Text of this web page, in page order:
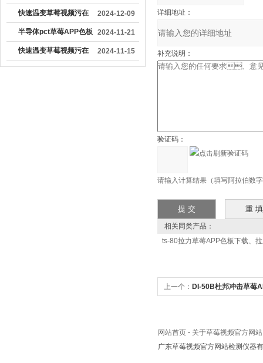
得慢
莓APP色板下载能够更
精确地模拟实际工作环
境
快速温变草莓视频污在
线观看的温度波动度和
温度均匀度是多少
2024-12-09
半导体pct草莓APP色板
下载的结构组成与工作
原理
2024-11-21
快速温变草莓视频污在
线观看设备工艺
2024-11-15
详细地址：
补充说明：
验证码：
请输入计算结果（填写阿拉伯数字）
相关同类产品：
ts-80拉力草莓APP色板下载、拉
上一个： DI-50B杜邦冲击草莓
网站首页 - 关于草莓视频官方网站
广东草莓视频官方网站检测仪器